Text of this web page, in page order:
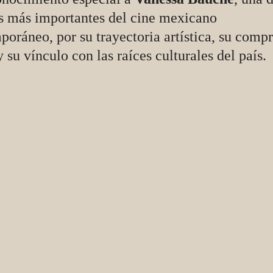
más importantes del cine mexicano
por su trayectoria artística, su
su vínculo con las raíces culturales del país.